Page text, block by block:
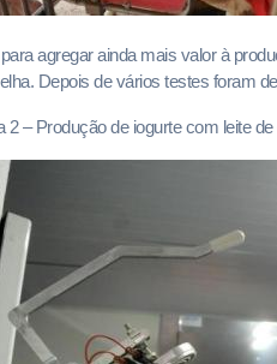
agregar ainda mais valor à
Depois de vários testes foram
2 – Produção de iogurte com leite